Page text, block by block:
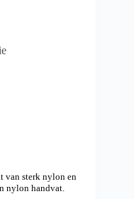
van sterk nylon en
nylon handvat.